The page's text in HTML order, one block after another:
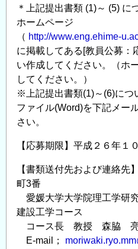
＊上記提出書類 (1)～ (5) に
ホームページ
（ http://www.eng.ehime-
に掲載してある[教員公募：
い作成してください。（ホ
してください。）
※上記提出書類(1)～(6)につ
ファイル(Word)を下記メー
さい。
【応募期限】平成２６年１
【書類送付先および連絡
町3番
愛媛大学大学院理工学研
建設工学コース
コース長 教授 森脇
E-mail；